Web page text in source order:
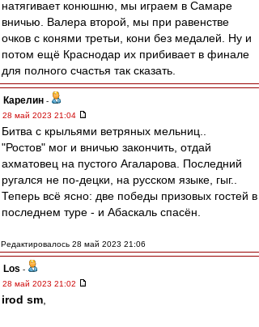
натягивает конюшню, мы играем в Самаре
вничью. Валера второй, мы при равенстве
очков с конями третьи, кони без медалей. Ну и
потом ещё Краснодар их прибивает в финале
для полного счастья так сказать.
Карелин -
28 май 2023 21:04
Битва с крыльями ветряных мельниц..
"Ростов" мог и вничью закончить, отдай
ахматовец на пустого Агаларова. Последний
ругался не по-децки, на русском языке, гыг..
Теперь всё ясно: две победы призовых гостей в
последнем туре - и Абаскаль спасён.
Редактировалось 28 май 2023 21:06
Los -
28 май 2023 21:02
irod sm